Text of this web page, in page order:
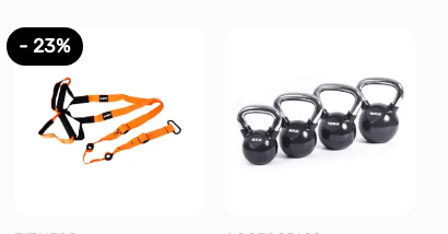
- 23%